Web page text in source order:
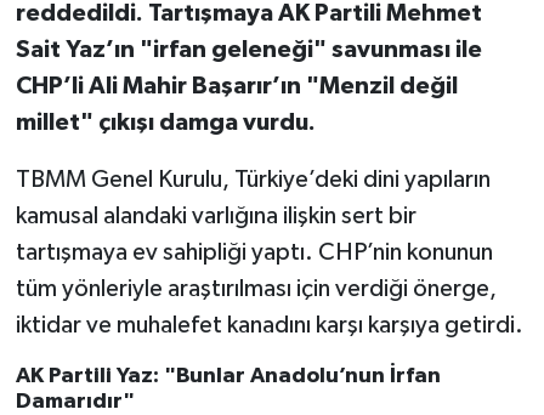
reddedildi. Tartışmaya AK Partili Mehmet
Sait Yaz’ın "irfan geleneği" savunması ile
CHP’li Ali Mahir Başarır’ın "Menzil değil
millet" çıkışı damga vurdu.
TBMM Genel Kurulu, Türkiye’deki dini yapıların
kamusal alandaki varlığına ilişkin sert bir
tartışmaya ev sahipliği yaptı. CHP’nin konunun
tüm yönleriyle araştırılması için verdiği önerge,
iktidar ve muhalefet kanadını karşı karşıya getirdi.
AK Partili Yaz: "Bunlar Anadolu’nun İrfan
Damarıdır"